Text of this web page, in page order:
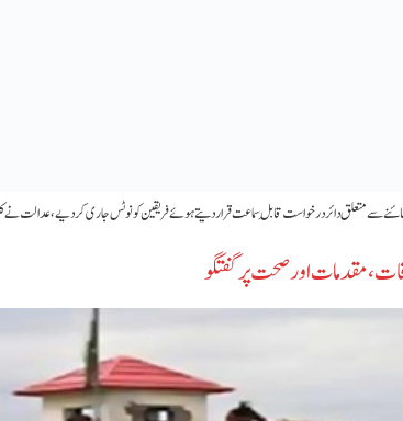
سے متعلق دائر درخواست قابلِ سماعت قرار دیتے ہوئے فریقین کو نوٹس جاری کر دیے، عدالت
مقدمات اور صحت پر گفتگو